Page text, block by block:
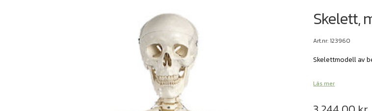
Skelett,
Art.nr: 123960
Skelettmodell av
Läs mer